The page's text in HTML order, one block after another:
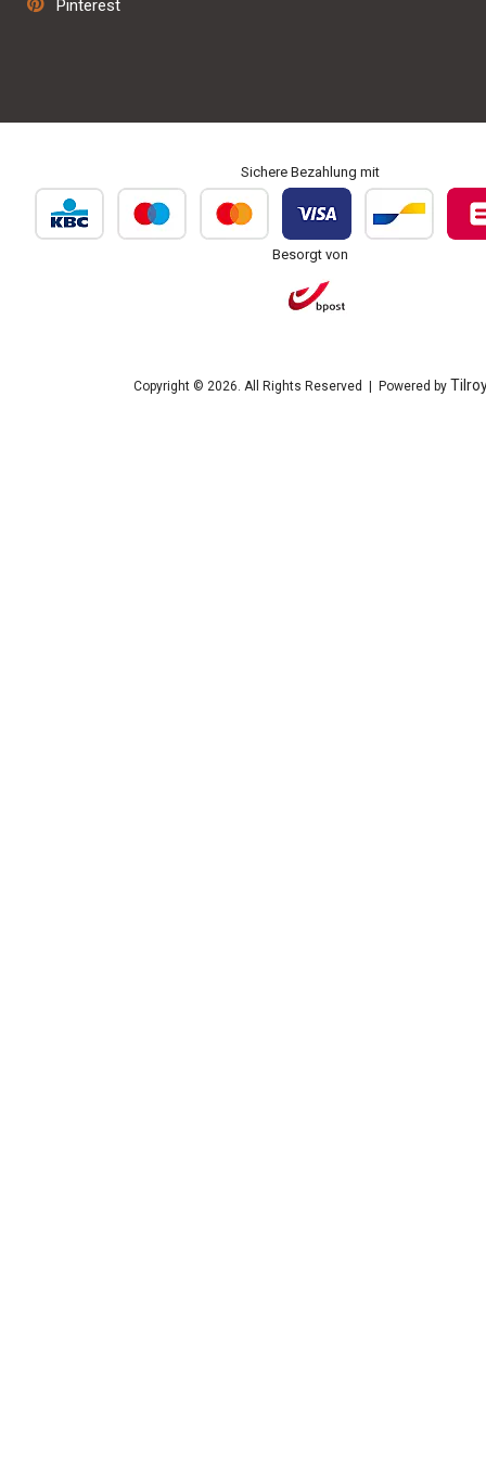
Personalisierung und Bestickung
Pinterest
Sichere Bezahlung mit
Besorgt von
Copyright © 2026. All Rights Reserved | Powered by